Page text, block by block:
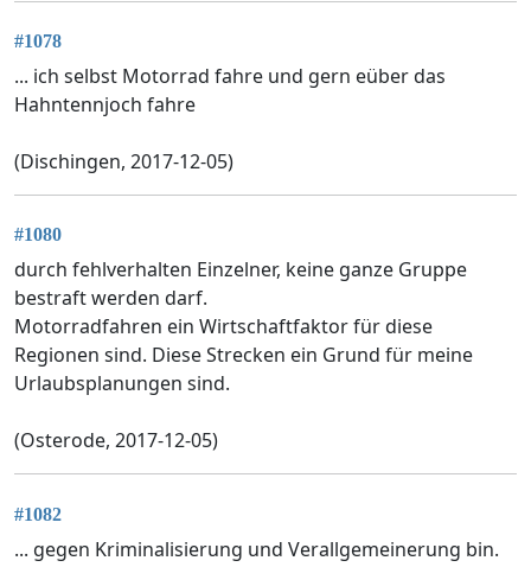
#1078
... ich selbst Motorrad fahre und gern eüber das
Hahntennjoch fahre
(Dischingen, 2017-12-05)
#1080
durch fehlverhalten Einzelner, keine ganze Gruppe
bestraft werden darf.
Motorradfahren ein Wirtschaftfaktor für diese
Regionen sind. Diese Strecken ein Grund für meine
Urlaubsplanungen sind.
(Osterode, 2017-12-05)
#1082
... gegen Kriminalisierung und Verallgemeinerung bin.